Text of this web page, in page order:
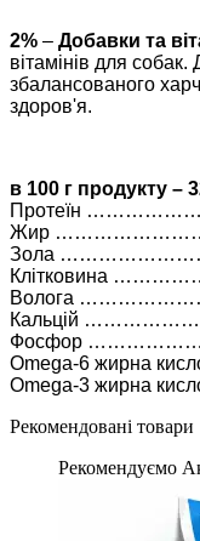
2% – Добавки та
вітамінів для
збалансованого
здоров'я.
в 100 г продукту –
Протеїн
Жир
Зола
Клітковина
Волога
Кальцій
Фосфор
Omega-6 жирна
Omega-3 жирна
Рекомендовані товари
Рекомендуємо